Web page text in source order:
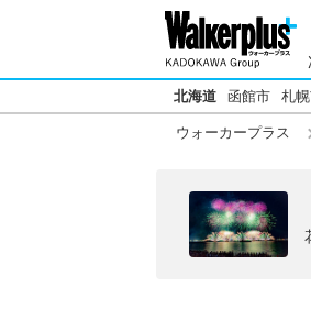
北海道 函館市 札
ウォーカープラス